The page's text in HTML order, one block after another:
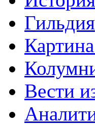
Гильдия
Вести